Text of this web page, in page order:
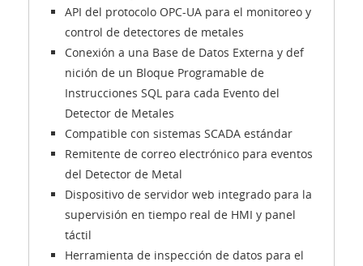
API del protocolo OPC-UA para el monitoreo y
control de detectores de metales
Conexión a una Base de Datos Externa y def
nición de un Bloque Programable de
Instrucciones SQL para cada Evento del
Detector de Metales
Compatible con sistemas SCADA estándar
Remitente de correo electrónico para eventos
del Detector de Metal
Dispositivo de servidor web integrado para la
supervisión en tiempo real de HMI y panel
táctil
Herramienta de inspección de datos para el